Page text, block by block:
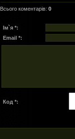
Всього коментарів: 0
Ім`я *:
Email *:
Код *: